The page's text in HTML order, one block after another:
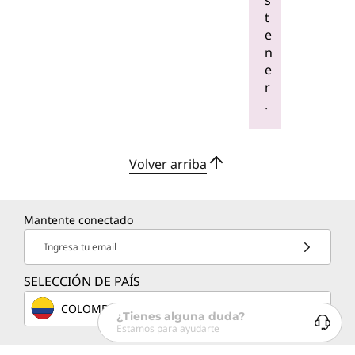
t
e
n
e
r
.
Volver arriba
Mantente conectado
Ingresa tu email
SELECCIÓN DE PAÍS
COLOMBIA¿Tienes alguna duda?
Estamos para ayudarte